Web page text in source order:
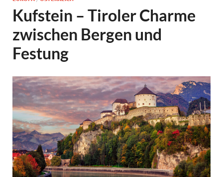
Kufstein – Tiroler Charme
zwischen Bergen und
Festung